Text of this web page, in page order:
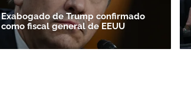
Exabogado de Trump confirmado
como fiscal general de EEUU